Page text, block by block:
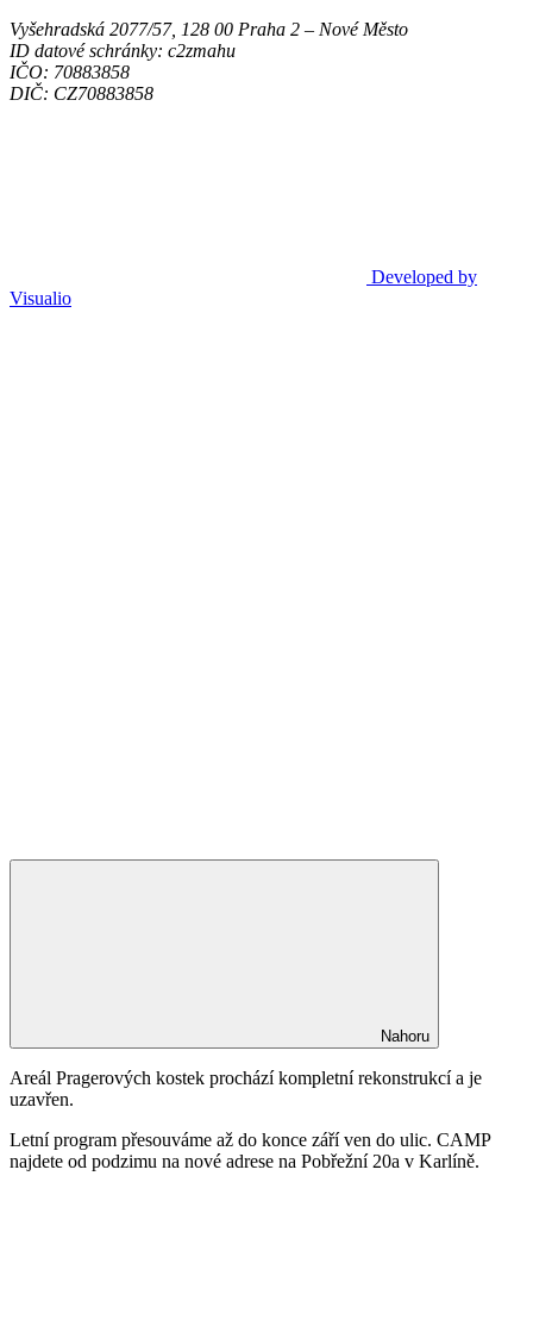
Vyšehradská 2077/57, 128 00 Praha 2 ‒ Nové Město
ID datové schránky: c2zmahu
IČO: 70883858
DIČ: CZ70883858
Developed by
Visualio
Nahoru
Areál Pragerových kostek prochází kompletní rekonstrukcí a je
uzavřen.
Letní program přesouváme až do konce září ven do ulic. CAMP
najdete od podzimu na nové adrese na Pobřežní 20a v Karlíně.